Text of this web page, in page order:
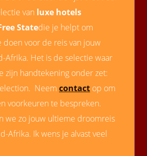
van luxe hotels
Statedie je helpt om
voor de reis van jouw
Afrika. Het is de selectie waar
zijn handtekening onder zet:
Neem contact op om
voorkeuren te bespreken.
we zo jouw ultieme droomreis
Afrika. Ik wens je alvast veel